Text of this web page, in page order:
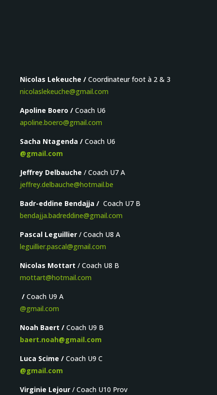
Nicolas Lekeuche / Coordinateur foot à 2 & 3
nicolaslekeuche@gmail.com
Apoline Boero / Coach U6
apoline.boero@gmail.com
Sacha Ntagenda / Coach U6
@gmail.com
Jeffrey Delbauche / Coach U7 A
jeffrey.delbauche@hotmail.be
Badr-eddine Bendajja / Coach U7 B
bendajja.badreddine@gmail.com
Pascal Leguillier / Coach U8 A
leguillier.pascal@gmail.com
Nicolas Mottart / Coach U8 B
mottart@hotmail.com
/ Coach U9 A
@gmail.com
Noah Baert / Coach U9 B
baert.noah@gmail.com
Luca Scime / Coach U9 C
@gmail.com
Virginie Lejour / Coach U10 Prov